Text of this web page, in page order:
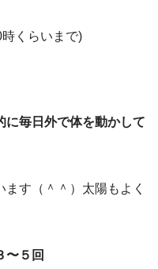
くらいまで)
に毎日外で体を動かして
す（＾＾）太陽もよく
〜５回